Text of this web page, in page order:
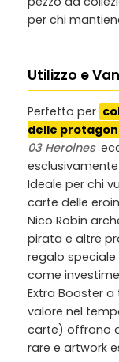
per chi
Utilizzo e
Perfetto per
delle
03 Heroines
Ideale per chi
carte delle
Nico Robin
pirata e altre
regalo speciale
come
Extra Booster
valore nel
carte) offrono
rare e artwork